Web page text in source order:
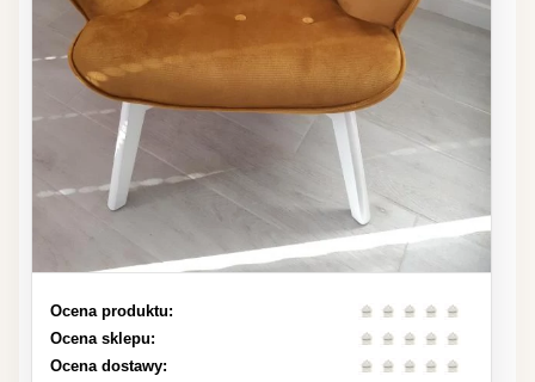
Ocena produktu:
Ocena sklepu:
Ocena dostawy: